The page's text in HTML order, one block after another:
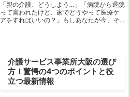
「親の介護、どうしよう…」「病院から退院
って言われたけど、家でどうやって医療ケ
アをすればいいの？」もしあなたが今、そ
介護サービス事業所大阪の選び
方！驚愕の4つのポイントと役
立つ最新情報